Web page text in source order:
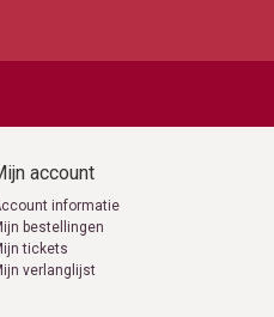
account
informatie
bestellingen
tickets
verlanglijst